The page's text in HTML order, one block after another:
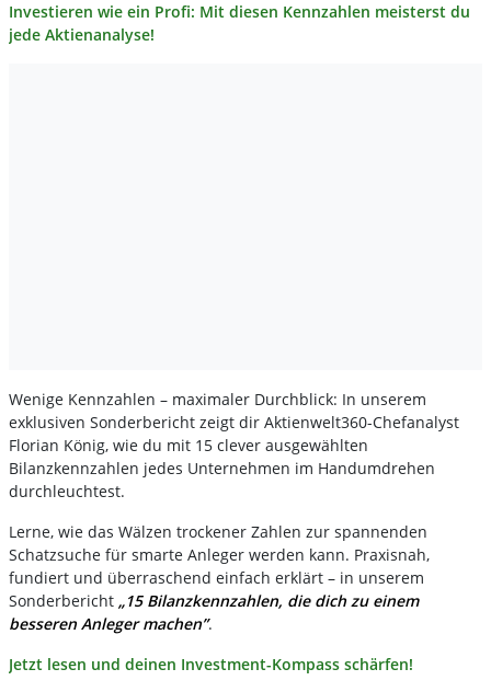
Investieren wie ein Profi: Mit diesen Kennzahlen meisterst du
jede Aktienanalyse!
Wenige Kennzahlen – maximaler Durchblick: In unserem
exklusiven Sonderbericht zeigt dir Aktienwelt360-Chefanalyst
Florian König, wie du mit 15 clever ausgewählten
Bilanzkennzahlen jedes Unternehmen im Handumdrehen
durchleuchtest.
Lerne, wie das Wälzen trockener Zahlen zur spannenden
Schatzsuche für smarte Anleger werden kann. Praxisnah,
fundiert und überraschend einfach erklärt – in unserem
Sonderbericht „15 Bilanzkennzahlen, die dich zu einem
besseren Anleger machen”.
Jetzt lesen und deinen Investment-Kompass schärfen!